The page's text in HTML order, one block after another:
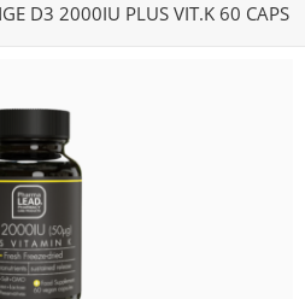
D3 2000IU PLUS VIT.K 60 CAPS